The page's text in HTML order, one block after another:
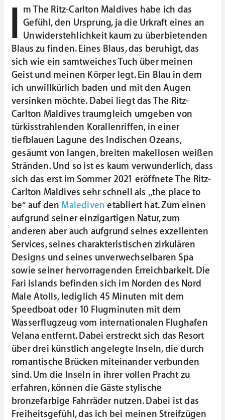
I m The Ritz-Carlton Maldives habe ich das
Gefühl, den Ursprung, ja die Urkraft eines an
Unwiderstehlichkeit kaum zu überbietenden
Blaus zu finden. Eines Blaus, das beruhigt, das
sich wie ein samtweiches Tuch über meinen
Geist und meinen Körper legt. Ein Blau in dem
ich unwillkürlich baden und mit den Augen
versinken möchte. Dabei liegt das The Ritz-
Carlton Maldives traumgleich umgeben von
türkisstrahlenden Korallenriffen, in einer
tiefblauen Lagune des Indischen Ozeans,
gesäumt von langen, breiten makellosen weißen
Stränden. Und so ist es kaum verwunderlich, dass
sich das erst im Sommer 2021 eröffnete The Ritz-
Carlton Maldives sehr schnell als „the place to
be“ auf den Malediven etabliert hat. Zum einen
aufgrund seiner einzigartigen Natur, zum
anderen aber auch aufgrund seines exzellenten
Services, seines charakteristischen zirkulären
Designs und seines unverwechselbaren Spa
sowie seiner hervorragenden Erreichbarkeit. Die
Fari Islands befinden sich im Norden des Nord
Male Atolls, lediglich 45 Minuten mit dem
Speedboat oder 10 Flugminuten mit dem
Wasserflugzeug vom internationalen Flughafen
Velana entfernt. Dabei erstreckt sich das Resort
über drei künstlich angelegte Inseln, die durch
romantische Brücken miteinander verbunden
sind. Um die Inseln in ihrer vollen Pracht zu
erfahren, können die Gäste stylische
bronzefarbige Fahrräder nutzen. Dabei ist das
Freiheitsgefühl, das ich bei meinen Streifzügen